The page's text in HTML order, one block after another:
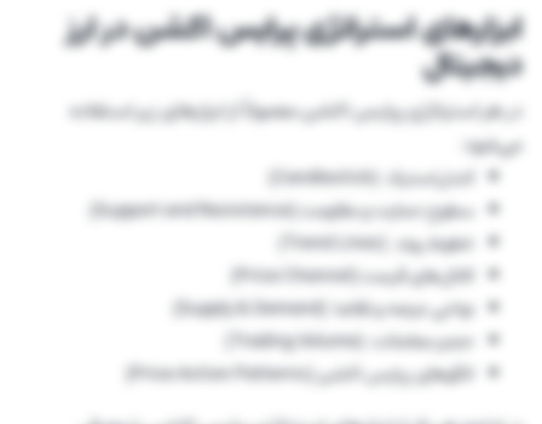
ابزارهای استراتژی پرایس اکشن در ارز
دیجیتال
در هر استراتژی پرایس اکشن معمولاً از ابزارهای زیر استفاده
می‌شود:
کندل‌استیک (Candlestick)
سطوح حمایت و مقاومت (Support and Resistance)
خطوط روند (Trend Lines)
کانال‌های قیمت (Price Channel)
نواحی عرضه و تقاضا (Supply & Demand)
حجم معاملات (Trading Volume)
الگوهای پرایس اکشن (Price Action Patterns)